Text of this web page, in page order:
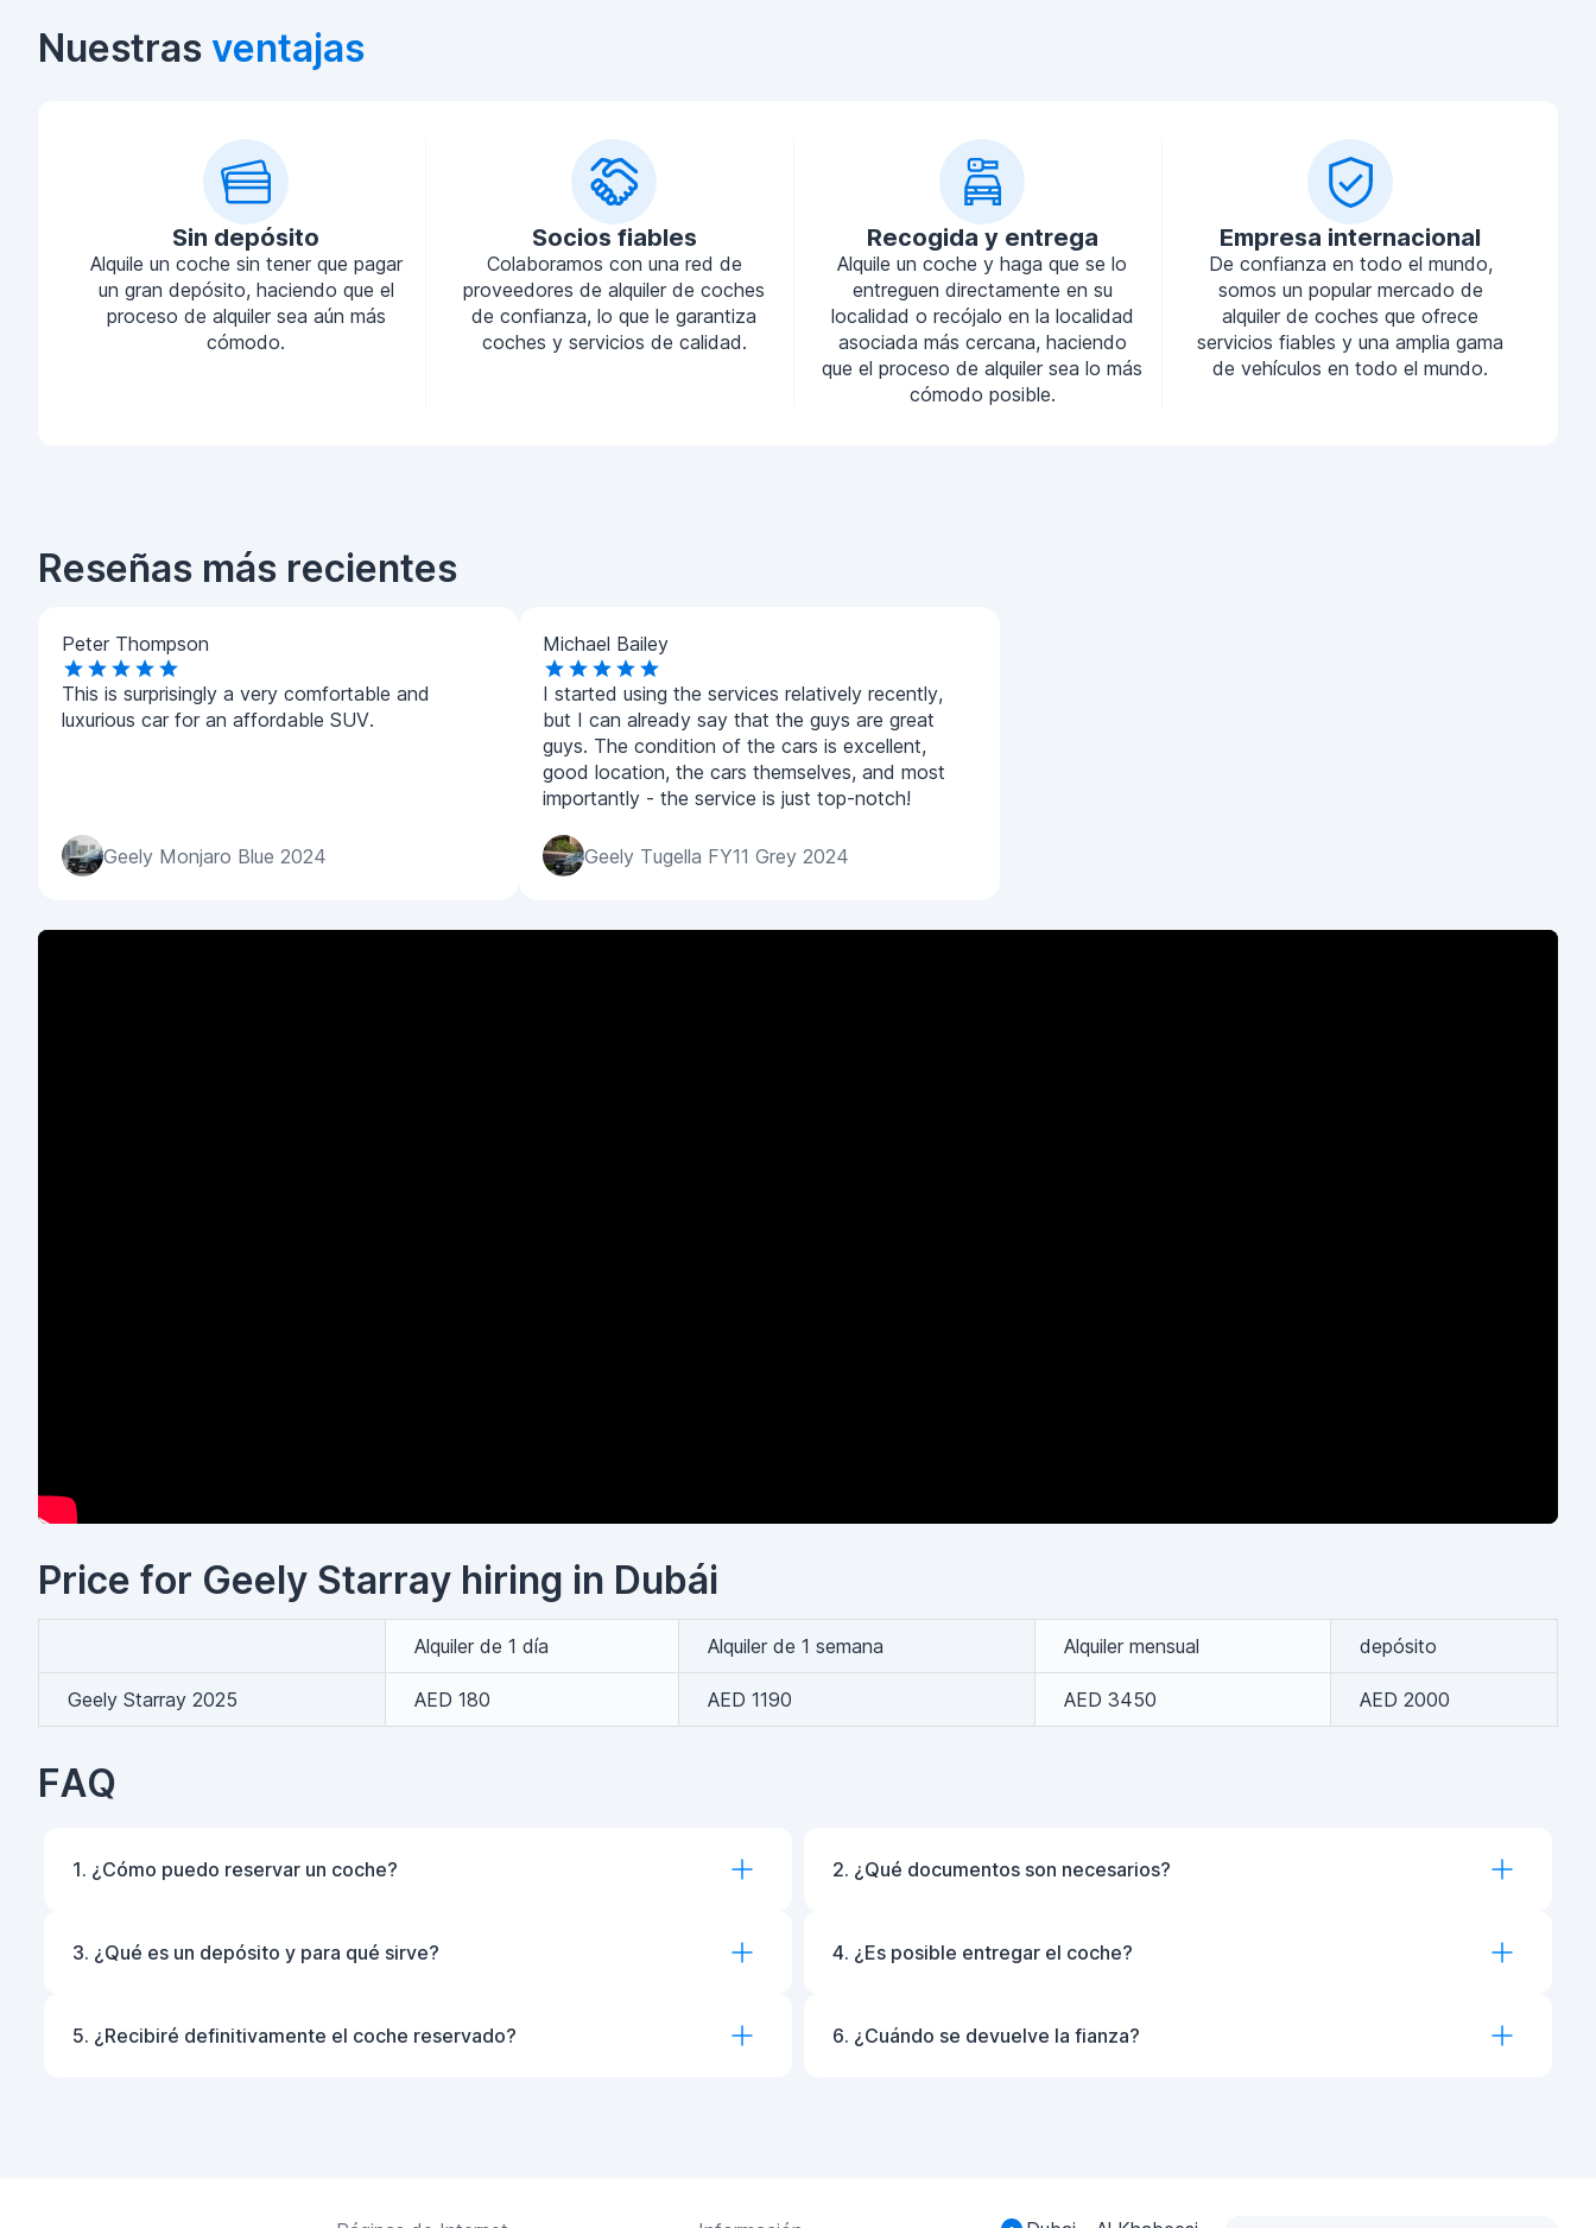
Nuestras ventajas
Sin depósito
Alquile un coche sin tener que pagar
un gran depósito, haciendo que el
proceso de alquiler sea aún más
cómodo.
Socios fiables
Colaboramos con una red de
proveedores de alquiler de coches
de confianza, lo que le garantiza
coches y servicios de calidad.
Recogida y entrega
Alquile un coche y haga que se lo
entreguen directamente en su
localidad o recójalo en la localidad
asociada más cercana, haciendo
que el proceso de alquiler sea lo más
cómodo posible.
Empresa internacional
De confianza en todo el mundo,
somos un popular mercado de
alquiler de coches que ofrece
servicios fiables y una amplia gama
de vehículos en todo el mundo.
Reseñas más recientes
Peter Thompson
This is surprisingly a very comfortable and
luxurious car for an affordable SUV.
Geely Monjaro Blue 2024
Michael Bailey
I started using the services relatively recently,
but I can already say that the guys are great
guys. The condition of the cars is excellent,
good location, the cars themselves, and most
importantly - the service is just top-notch!
Geely Tugella FY11 Grey 2024
Price for Geely Starray hiring in Dubái
Alquiler de 1 día Alquiler de 1 semana Alquiler mensual depósito
Geely Starray 2025 AED 180 AED 1190 AED 3450 AED 2000
FAQ
1. ¿Cómo puedo reservar un coche?
3. ¿Qué es un depósito y para qué sirve?
5. ¿Recibiré definitivamente el coche reservado?
2. ¿Qué documentos son necesarios?
4. ¿Es posible entregar el coche?
6. ¿Cuándo se devuelve la fianza?